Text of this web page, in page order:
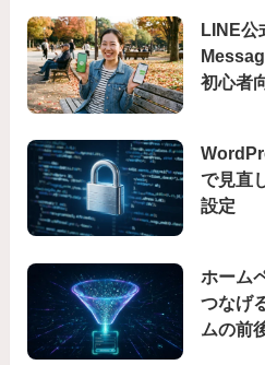
LINE公
初心者
で見直
設定
ホーム
つなげ
ムの前